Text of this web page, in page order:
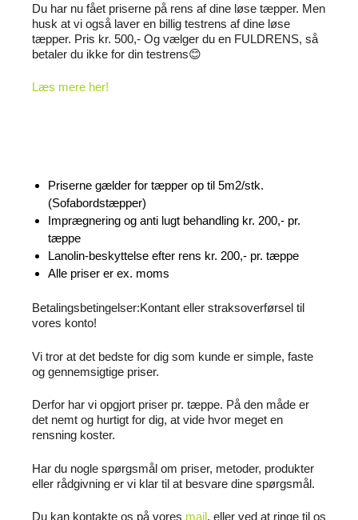
Du har nu fået priserne på rens af dine løse tæpper. Men
husk at vi også laver en billig testrens af dine løse
tæpper. Pris kr. 500,- Og vælger du en FULDRENS, så
betaler du ikke for din testrens😊
Læs mere her!
Priserne gælder for tæpper op til 5m2/stk.
(Sofabordstæpper)
Imprægnering og anti lugt behandling kr. 200,- pr.
tæppe
Lanolin-beskyttelse efter rens kr. 200,- pr. tæppe
Alle priser er ex. moms
Betalingsbetingelser:Kontant eller straksoverførsel til
vores konto!
Vi tror at det bedste for dig som kunde er simple, faste
og gennemsigtige priser.
Derfor har vi opgjort priser pr. tæppe. På den måde er
det nemt og hurtigt for dig, at vide hvor meget en
rensning koster.
Har du nogle spørgsmål om priser, metoder, produkter
eller rådgivning er vi klar til at besvare dine spørgsmål.
Du kan kontakte os på vores mail, eller ved at ringe til os